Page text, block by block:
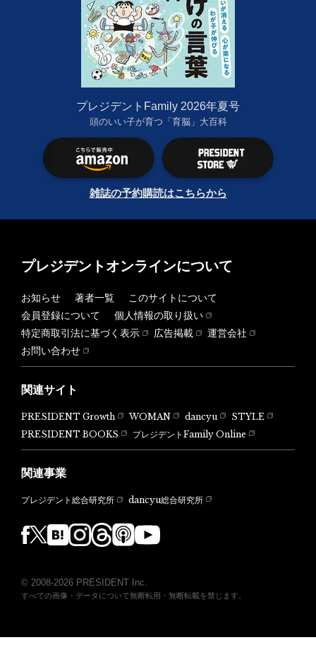
プレジデントFamily 2026年夏号
頭のいい子が育つ「育脳」大百科
雑誌の予約購読はこちらから
プレジデントオンラインについて
お知らせ 著者一覧
このサイトについて
会員登録について
個人情報の取り扱い
特定商取引法に基づく表示
広告掲載
運営会社
お問い合わせ
関連サイト
PRESIDENT Growth WOMAN dancyu
STYLE
PRESIDENT BOOKS
プレジデントFamily Online
関連事業
プレジデント総合研究所 dancyu総合研究所
© 2008-2026 PRESIDENT Inc.
すべての画像・データについて無断転用・無断転載を禁じます。